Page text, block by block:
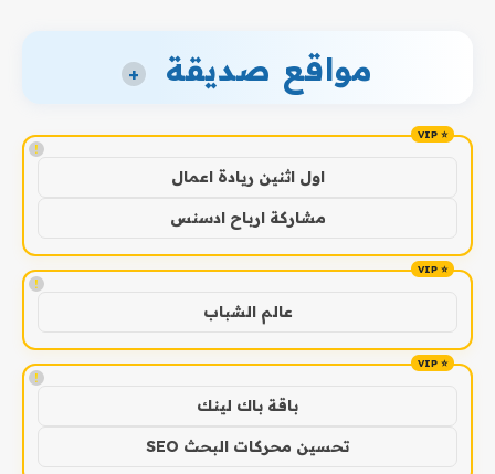
مواقع صديقة +
!
اول اثنين ريادة اعمال
مشاركة ارباح ادسنس
!
عالم الشباب
!
باقة باك لينك
تحسين محركات البحث SEO